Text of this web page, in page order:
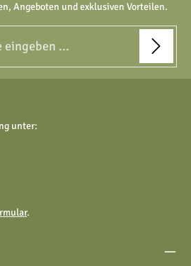
Angeboten und exklusiven Vorteilen.
gelesen und bin mit ihnen
Felder sind Pflichtfelder.
unter:
.